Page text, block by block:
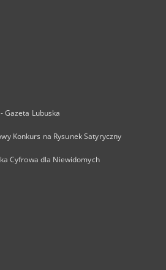
Gazeta Lubuska
Konkurs na Rysunek Satyryczny
Cyfrowa dla Niewidomych